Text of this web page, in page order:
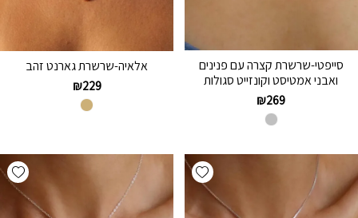
סייפטי-שרשרת קצרה עם פנינים
ואבני אמטיסט וקונזייט סגולות
₪269
אלאיה-שרשרת גארנט זהב
₪229
Add wishlist